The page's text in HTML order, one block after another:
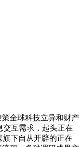
全球科技立异和财产
交互需求，起头正在
下自从开辟的正在